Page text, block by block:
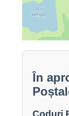
În
Coduri